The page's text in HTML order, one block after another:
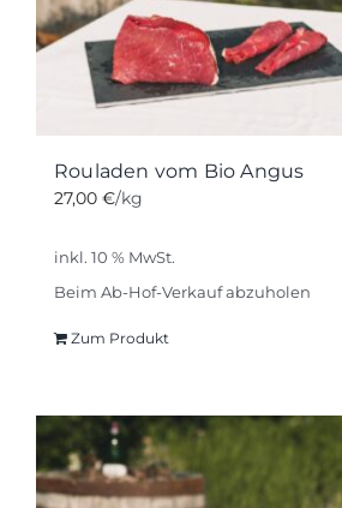
der
Produktseite
werden
Rouladen vom Bio Angus
27,00 €/kg
inkl. 10 % MwSt.
Beim Ab-Hof-Verkauf abzuholen
Zum Produkt